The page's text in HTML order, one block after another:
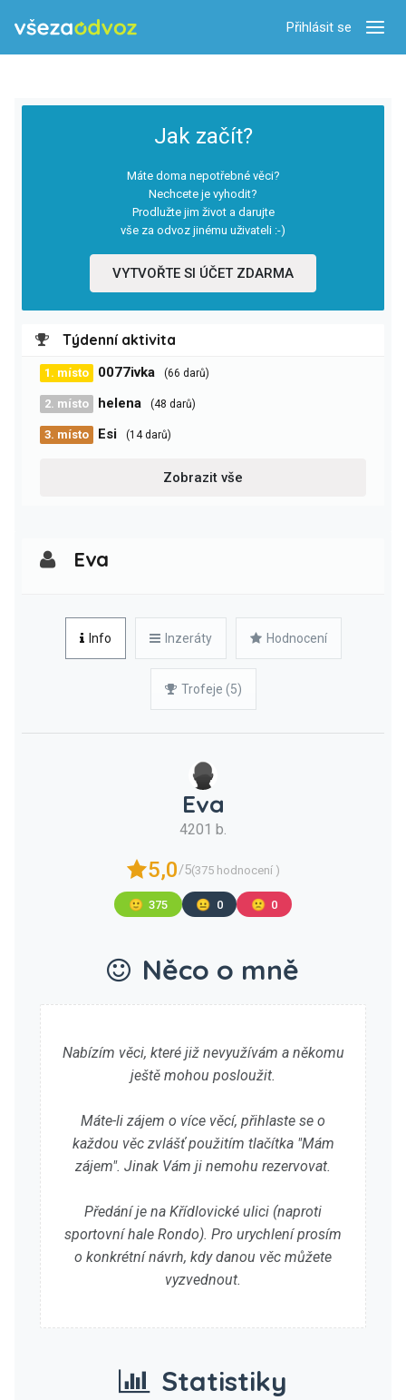
Přihlásit se
Jak začít?
Máte doma nepotřebné věci?
Nechcete je vyhodit?
Prodlužte jim život a darujte
vše za odvoz jinému uživateli :-)
VYTVOŘTE SI ÚČET ZDARMA
Týdenní aktivita
1. místo 0077ivka (66 darů)
2. místo helena (48 darů)
3. místo Esi (14 darů)
Zobrazit vše
Eva
Info Inzeráty Hodnocení
Trofeje (5)
Eva
4201 b.
5,0/5(375 hodnocení )
🙂 375 😐 0 🙁 0
Něco o mně
Nabízím věci, které již nevyužívám a někomu
ještě mohou posloužit.
Máte-li zájem o více věcí, přihlaste se o
každou věc zvlášť použitím tlačítka "Mám
zájem". Jinak Vám ji nemohu rezervovat.
Předání je na Křídlovické ulici (naproti
sportovní hale Rondo). Pro urychlení prosím
o konkrétní návrh, kdy danou věc můžete
vyzvednout.
Statistiky